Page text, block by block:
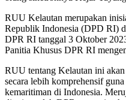
RUU Kelautan merupakan
Republik Indonesia (DPD RI)
DPR RI tanggal 3 Oktober
Panitia Khusus DPR RI
RUU tentang Kelautan ini
secara lebih komprehensif
kemaritiman di Indonesia.